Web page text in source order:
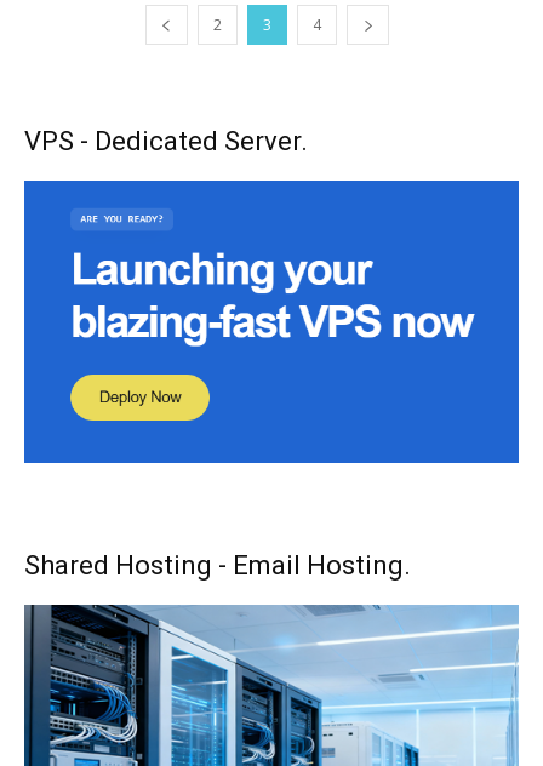
2 3 4
VPS - Dedicated Server.
Shared Hosting - Email Hosting.